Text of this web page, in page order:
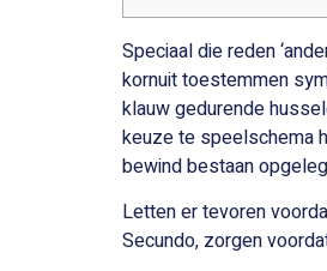
Speciaal die reden
kornuit toestemmen
klauw gedurende
keuze te speelschema
bewind bestaan
Letten er tevoren
Secundo, zorgen